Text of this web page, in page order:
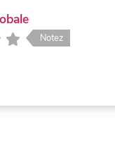
Notez